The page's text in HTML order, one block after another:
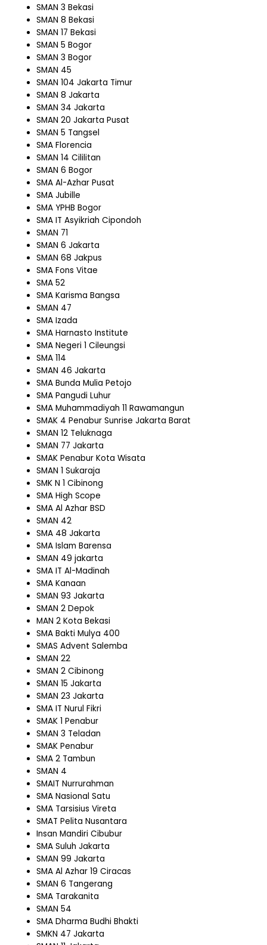
SMAN 3 Bekasi
SMAN 8 Bekasi
SMAN 17 Bekasi
SMAN 5 Bogor
SMAN 3 Bogor
SMAN 45
SMAN 104 Jakarta Timur
SMAN 8 Jakarta
SMAN 34 Jakarta
SMAN 20 Jakarta Pusat
SMAN 5 Tangsel
SMA Florencia
SMAN 14 Cililitan
SMAN 6 Bogor
SMA Al-Azhar Pusat
SMA Jubille
SMA YPHB Bogor
SMA IT Asyikriah Cipondoh
SMAN 71
SMAN 6 Jakarta
SMAN 68 Jakpus
SMA Fons Vitae
SMA 52
SMA Karisma Bangsa
SMAN 47
SMA Izada
SMA Harnasto Institute
SMA Negeri 1 Cileungsi
SMA 114
SMAN 46 Jakarta
SMA Bunda Mulia Petojo
SMA Pangudi Luhur
SMA Muhammadiyah 11 Rawamangun
SMAK 4 Penabur Sunrise Jakarta Barat
SMAN 12 Teluknaga
SMAN 77 Jakarta
SMAK Penabur Kota Wisata
SMAN 1 Sukaraja
SMK N 1 Cibinong
SMA High Scope
SMA Al Azhar BSD
SMAN 42
SMA 48 Jakarta
SMA Islam Barensa
SMAN 49 jakarta
SMA IT Al-Madinah
SMA Kanaan
SMAN 93 Jakarta
SMAN 2 Depok
MAN 2 Kota Bekasi
SMA Bakti Mulya 400
SMAS Advent Salemba
SMAN 22
SMAN 2 Cibinong
SMAN 15 Jakarta
SMAN 23 Jakarta
SMA IT Nurul Fikri
SMAK 1 Penabur
SMAN 3 Teladan
SMAK Penabur
SMA 2 Tambun
SMAN 4
SMAIT Nurrurahman
SMA Nasional Satu
SMA Tarsisius Vireta
SMAT Pelita Nusantara
Insan Mandiri Cibubur
SMA Suluh Jakarta
SMAN 99 Jakarta
SMA Al Azhar 19 Ciracas
SMAN 6 Tangerang
SMA Tarakanita
SMAN 54
SMA Dharma Budhi Bhakti
SMKN 47 Jakarta